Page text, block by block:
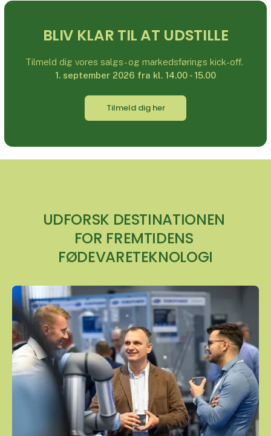
BLIV KLAR TIL AT UDSTILLE
Tilmeld dig vores salgs- og markedsførings kick-off.
1. september 2026 fra kl. 14.00 - 15.00
Tilmeld dig her
UDFORSK DESTINATIONEN
FOR FREMTIDENS
FØDEVARETEKNOLOGI